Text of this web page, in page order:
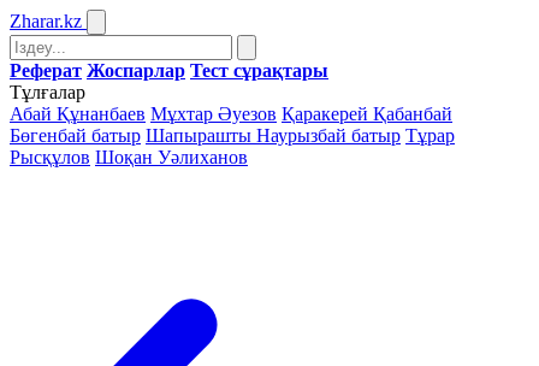
Zharar.kz
Реферат Жоспарлар Тест сұрақтары
Тұлғалар
Абай Құнанбаев Мұхтар Әуезов Қаракерей Қабанбай
Бөгенбай батыр Шапырашты Наурызбай батыр Тұрар
Рысқұлов Шоқан Уәлиханов